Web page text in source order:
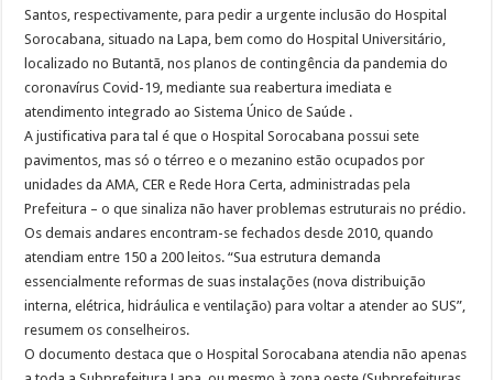
Santos, respectivamente, para pedir a urgente inclusão do Hospital
Sorocabana, situado na Lapa, bem como do Hospital Universitário,
localizado no Butantã, nos planos de contingência da pandemia do
coronavírus Covid-19, mediante sua reabertura imediata e
atendimento integrado ao Sistema Único de Saúde .
A justificativa para tal é que o Hospital Sorocabana possui sete
pavimentos, mas só o térreo e o mezanino estão ocupados por
unidades da AMA, CER e Rede Hora Certa, administradas pela
Prefeitura – o que sinaliza não haver problemas estruturais no prédio.
Os demais andares encontram-se fechados desde 2010, quando
atendiam entre 150 a 200 leitos. “Sua estrutura demanda
essencialmente reformas de suas instalações (nova distribuição
interna, elétrica, hidráulica e ventilação) para voltar a atender ao SUS”,
resumem os conselheiros.
O documento destaca que o Hospital Sorocabana atendia não apenas